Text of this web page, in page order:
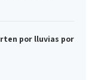
por lluvias por